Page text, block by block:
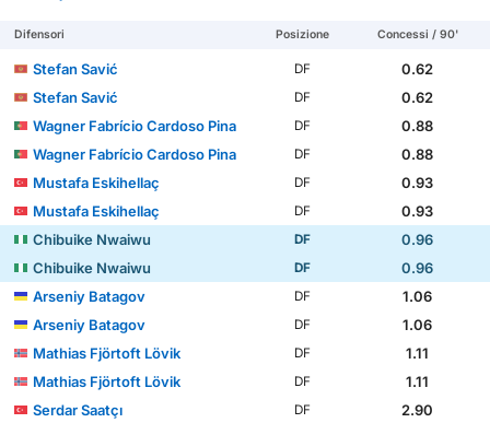
Difensori Posizione Concessi / 90'
Stefan Savić DF
0.62
Stefan Savić
DF
0.62
Wagner Fabrício Cardoso Pina
DF
0.88
Wagner Fabrício Cardoso Pina
DF
0.88
Mustafa Eskihellaç
DF
0.93
Mustafa Eskihellaç
DF
0.93
Chibuike Nwaiwu
DF
0.96
Chibuike Nwaiwu
DF
0.96
Arseniy Batagov
DF
1.06
Arseniy Batagov
DF
1.06
Mathias Fjörtoft Lövik
DF
1.11
Mathias Fjörtoft Lövik
DF
1.11
Serdar Saatçı
DF
2.90